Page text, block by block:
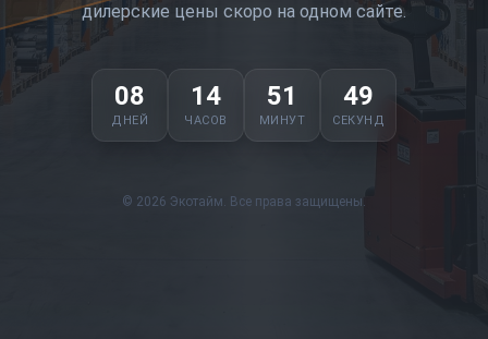
дилерские цены скоро на одном сайте.
08
ДНЕЙ
14
ЧАСОВ
51
МИНУТ
49
СЕКУНД
© 2026 Экотайм. Все права защищены.